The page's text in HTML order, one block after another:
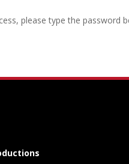
please type the password